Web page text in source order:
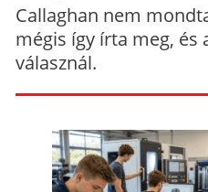
Callaghan nem
mégis így írta meg, és
válasznál.